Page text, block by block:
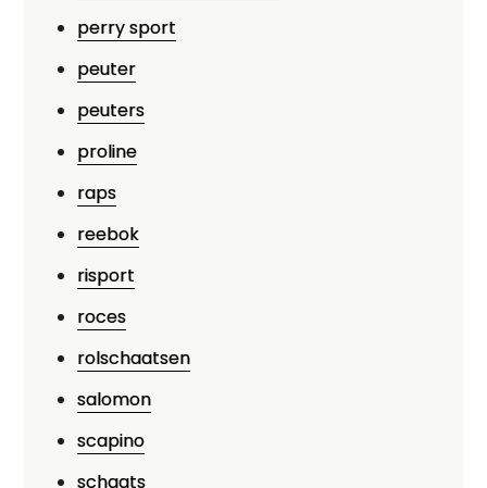
perry sport
peuter
peuters
proline
raps
reebok
risport
roces
rolschaatsen
salomon
scapino
schaats